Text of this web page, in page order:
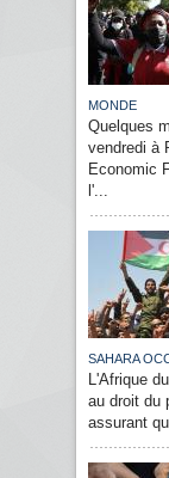
MONDE
Quelques
vendredi à
Economic
l'...
SAHARA
L'Afrique
au droit du
assurant